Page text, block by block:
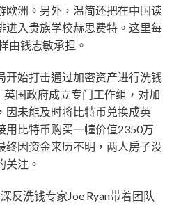
欧洲。另外，温简还把在中国读
进入贵族学校赫思费特。这里每
由钱志敏承担。
开始打击通过加密资产进行洗钱
国政府成立专门工作组，对加
因未能及时将比特币兑换成英
用比特币购买一幢价值2350万
终因资金来历不明，两人房子没
关注。
反洗钱专家Joe Ryan带着团队